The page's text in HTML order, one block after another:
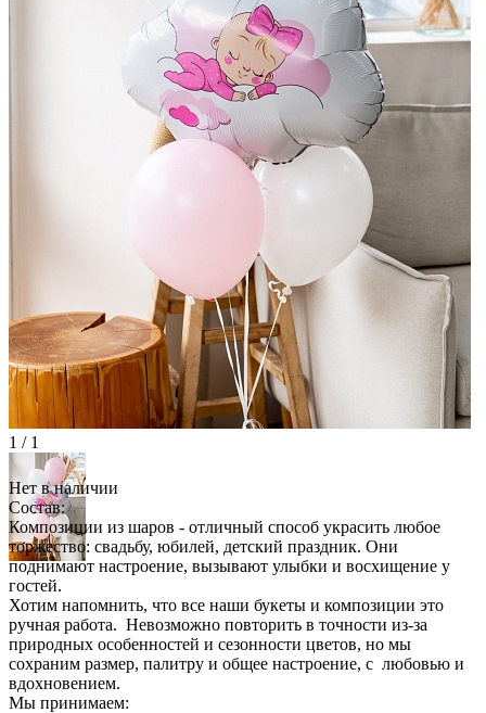
1 / 1
Нет в наличии
Состав:
Композиции из шаров - отличный способ украсить любое
торжество: свадьбу, юбилей, детский праздник. Они
поднимают настроение, вызывают улыбки и восхищение у
гостей.
Хотим напомнить, что все наши букеты и композиции это
ручная работа. Невозможно повторить в точности из-за
природных особенностей и сезонности цветов, но мы
сохраним размер, палитру и общее настроение, с любовью и
вдохновением.
Мы принимаем: